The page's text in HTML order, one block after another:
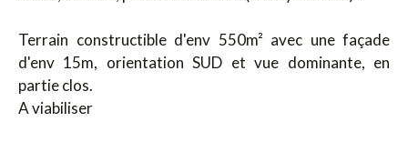
Terrain constructible d'env 550m² avec une façade
d'env 15m, orientation SUD et vue dominante, en
partie clos.
A viabiliser